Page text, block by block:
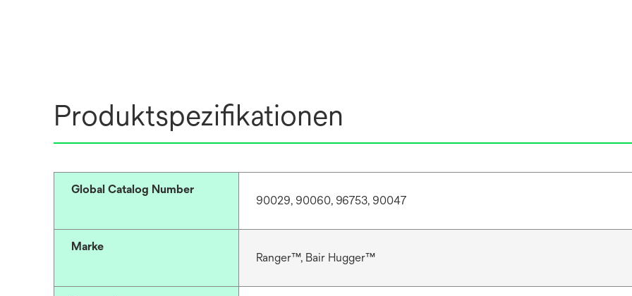
Produktspezifikationen
Global Catalog Number
90029, 90060, 96753, 90047
Marke
Ranger™, Bair Hugger™